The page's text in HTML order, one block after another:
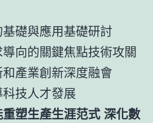
礎與應用基礎研討
向的關鍵焦點技術攻關
產業創新深度融會
技人才發展
塑生產生涯范式 深化數